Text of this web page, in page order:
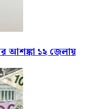
আশঙ্কা ১২ জেলায়